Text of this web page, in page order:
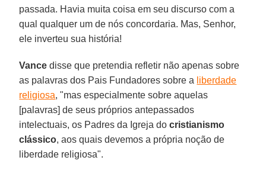
passada. Havia muita coisa em seu discurso com a
qual qualquer um de nós concordaria. Mas, Senhor,
ele inverteu sua história!
Vance disse que pretendia refletir não apenas sobre
as palavras dos Pais Fundadores sobre a liberdade
religiosa, "mas especialmente sobre aquelas
[palavras] de seus próprios antepassados ​​
intelectuais, os Padres da Igreja docristianismo
clássico, aos quais devemos a própria noção de
liberdade religiosa".